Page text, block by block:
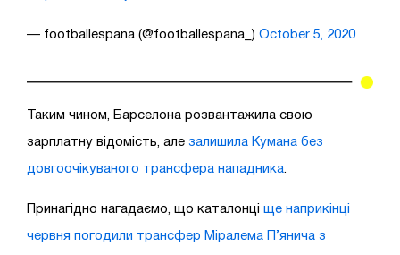
— footballespana (@footballespana_) October 5, 2020
Таким чином, Барселона розвантажила свою
зарплатну відомість, але залишила Кумана без
довгоочікуваного трансфера нападника
Принагідно нагадаємо, що каталонці ще наприкінці
червня погодили трансфер Міралема П’янича з